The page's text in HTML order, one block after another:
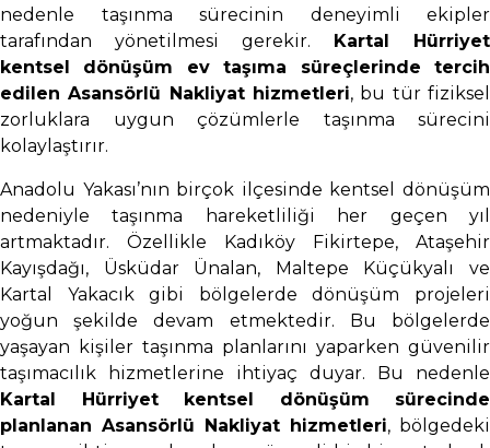
nedenle taşınma sürecinin deneyimli ekipler
tarafından yönetilmesi gerekir. Kartal Hürriyet
kentsel dönüşüm ev taşıma süreçlerinde tercih
edilen Asansörlü Nakliyat hizmetleri, bu tür fiziksel
zorluklara uygun çözümlerle taşınma sürecini
kolaylaştırır.
Anadolu Yakası’nın birçok ilçesinde kentsel dönüşüm
nedeniyle taşınma hareketliliği her geçen yıl
artmaktadır. Özellikle Kadıköy Fikirtepe, Ataşehir
Kayışdağı, Üsküdar Ünalan, Maltepe Küçükyalı ve
Kartal Yakacık gibi bölgelerde dönüşüm projeleri
yoğun şekilde devam etmektedir. Bu bölgelerde
yaşayan kişiler taşınma planlarını yaparken güvenilir
taşımacılık hizmetlerine ihtiyaç duyar. Bu nedenle
Kartal Hürriyet kentsel dönüşüm sürecinde
planlanan Asansörlü Nakliyat hizmetleri, bölgedeki